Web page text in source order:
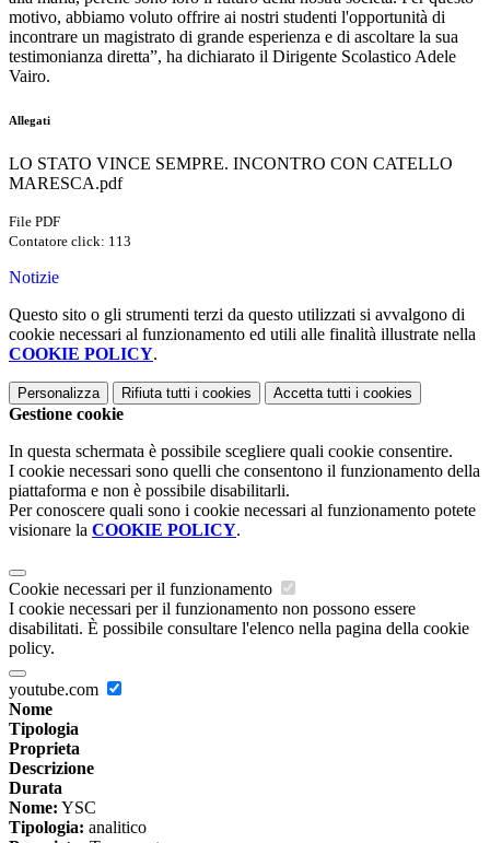
motivo, abbiamo voluto offrire ai nostri studenti l'opportunità di
incontrare un magistrato di grande esperienza e di ascoltare la sua
testimonianza diretta”, ha dichiarato il Dirigente Scolastico Adele
Vairo.
Allegati
LO STATO VINCE SEMPRE. INCONTRO CON CATELLO
MARESCA.pdf
File PDF
Contatore click: 113
Notizie
Questo sito o gli strumenti terzi da questo utilizzati si avvalgono di
cookie necessari al funzionamento ed utili alle finalità illustrate nella
COOKIE POLICY.
Personalizza Rifiuta tutti i cookies Accetta tutti i cookies
Gestione cookie
In questa schermata è possibile scegliere quali cookie consentire.
I cookie necessari sono quelli che consentono il funzionamento della
piattaforma e non è possibile disabilitarli.
Per conoscere quali sono i cookie necessari al funzionamento potete
visionare la COOKIE POLICY.
Cookie necessari per il funzionamento
I cookie necessari per il funzionamento non possono essere
disabilitati. È possibile consultare l'elenco nella pagina della cookie
policy.
youtube.com
Nome
Tipologia
Proprieta
Descrizione
Durata
Nome: YSC
Tipologia: analitico